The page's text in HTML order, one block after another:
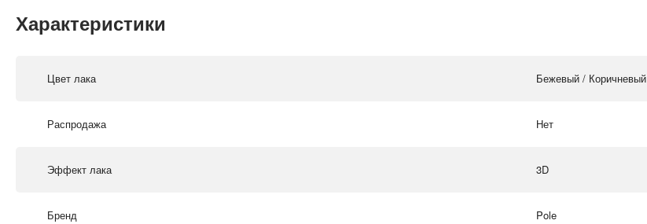
Характеристики
Цвет лака Бежевый / Коричневый
Распродажа Нет
Эффект лака 3D
Бренд Pole